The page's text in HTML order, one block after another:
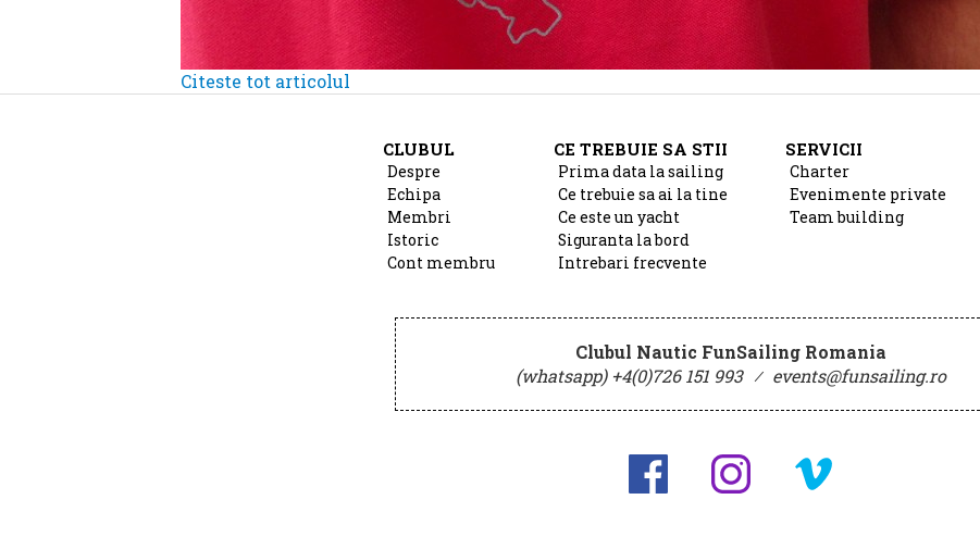
Citeste tot articolul
CLUBUL
Despre
Echipa
Membri
Istoric
Cont membru
CE TREBUIE SA STII
Prima data la sailing
Ce trebuie sa ai la tine
Ce este un yacht
Siguranta la bord
Intrebari frecvente
SERVICII
Charter
Evenimente private
Team building
Clubul Nautic FunSailing Romania
(whatsapp) +4(0)726 151 993 ⁄ events@funsailing.ro